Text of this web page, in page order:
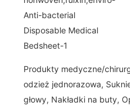
Produkty medyczne/
odzież jednorazowa,
głowy, Nakładki na buty,